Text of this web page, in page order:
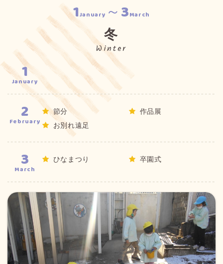
1January ～3March
冬
Winter
1
January
2
February
節分
作品展
お別れ遠足
3
March
ひなまつり 卒園式